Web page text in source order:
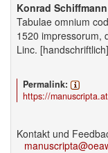
Konrad Schiffmann
Tabulae omnium
1520 impressorum,
Linc. [handschriftlich]
Permalink:
https://
Kontakt und